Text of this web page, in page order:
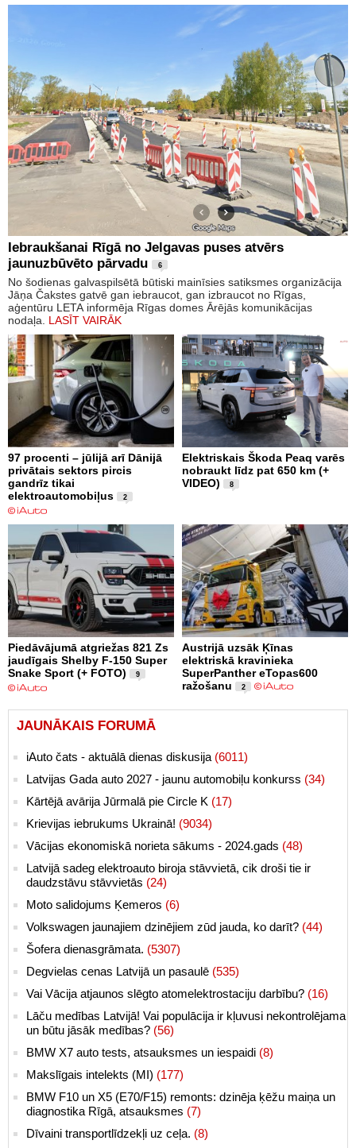
Iebraukšanai Rīgā no Jelgavas puses atvērs
jaunuzbūvēto pārvadu
6
No šodienas galvaspilsētā būtiski mainīsies satiksmes organizācija
Jāņa Čakstes gatvē gan iebraucot, gan izbraucot no Rīgas,
aģentūru LETA informēja Rīgas domes Ārējās komunikācijas
nodaļa. LASĪT VAIRĀK
97 procenti – jūlijā arī Dānijā
privātais sektors pircis
gandrīz tikai
elektroautomobiļus
2
Elektriskais Škoda Peaq varēs
nobraukt līdz pat 650 km (+
VIDEO)
8
Piedāvājumā atgriežas 821 Zs
jaudīgais Shelby F-150 Super
Snake Sport (+ FOTO)
9
Austrijā uzsāk Ķīnas
elektriskā kravinieka
SuperPanther eTopas600
ražošanu
2
JAUNĀKAIS FORUMĀ
iAuto čats - aktuālā dienas diskusija (6011)
Latvijas Gada auto 2027 - jaunu automobiļu konkurss (34)
Kārtējā avārija Jūrmalā pie Circle K (17)
Krievijas iebrukums Ukrainā! (9034)
Vācijas ekonomiskā norieta sākums - 2024.gads (48)
Latvijā sadeg elektroauto biroja stāvvietā, cik droši tie ir
daudzstāvu stāvvietās (24)
Moto salidojums Ķemeros (6)
Volkswagen jaunajiem dzinējiem zūd jauda, ko darīt? (44)
Šofera dienasgrāmata. (5307)
Degvielas cenas Latvijā un pasaulē (535)
Vai Vācija atjaunos slēgto atomelektrostaciju darbību? (16)
Lāču medības Latvijā! Vai populācija ir kļuvusi nekontrolējama
un būtu jāsāk medības? (56)
BMW X7 auto tests, atsauksmes un iespaidi (8)
Makslīgais intelekts (MI) (177)
BMW F10 un X5 (E70/F15) remonts: dzinēja ķēžu maiņa un
diagnostika Rīgā, atsauksmes (7)
Dīvaini transportlīdzekļi uz ceļa. (8)